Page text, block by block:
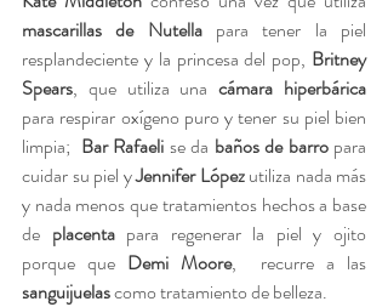
mascarillas de Nutella para tener la piel
resplandeciente y la princesa del pop, Britney
Spears, que utiliza una cámara hiperbárica
para respirar oxígeno puro y tener su piel bien
limpia; Bar Rafaeli se da baños de barro para
cuidar su piel y Jennifer López utiliza nada más
y nada menos que tratamientos hechos a base
de placenta para regenerar la piel y ojito
porque que Demi Moore
sanguijuelas como tratamiento de belleza.